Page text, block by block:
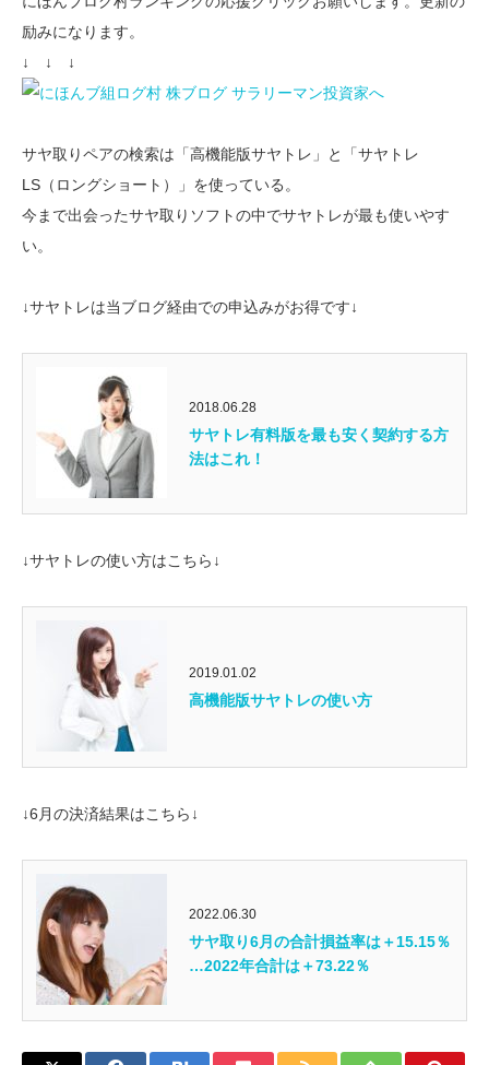
励みになります。
↓ ↓ ↓
サヤ取りペアの検索は「高機能版サヤトレ」と「サヤトレ
LS（ロングショート）」を使っている。
今まで出会ったサヤ取りソフトの中でサヤトレが最も使いやす
い。
↓サヤトレは当ブログ経由での申込みがお得です↓
2018.06.28
サヤトレ有料版を最も安く契約する方
法はこれ！
↓サヤトレの使い方はこちら↓
2019.01.02
高機能版サヤトレの使い方
↓6月の決済結果はこちら↓
2022.06.30
サヤ取り6月の合計損益率は＋15.15％
…2022年合計は＋73.22％